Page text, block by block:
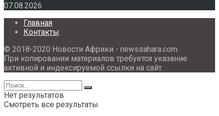
07.08.2026
Главная
Контакты
© 2018-2020 Новости Африки - newssahara.com.
При копировании материалов требуется указание
активной и индексируемой ссылки на сайт.
Нет результатов
Смотреть все результаты